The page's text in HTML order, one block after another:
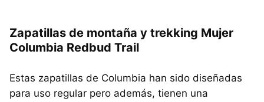
Zapatillas de montaña y trekking Mujer
Columbia Redbud Trail
Estas zapatillas de Columbia han sido diseñadas
para uso regular pero además, tienen una